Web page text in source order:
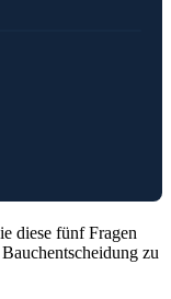
diese fünf Fragen
zu